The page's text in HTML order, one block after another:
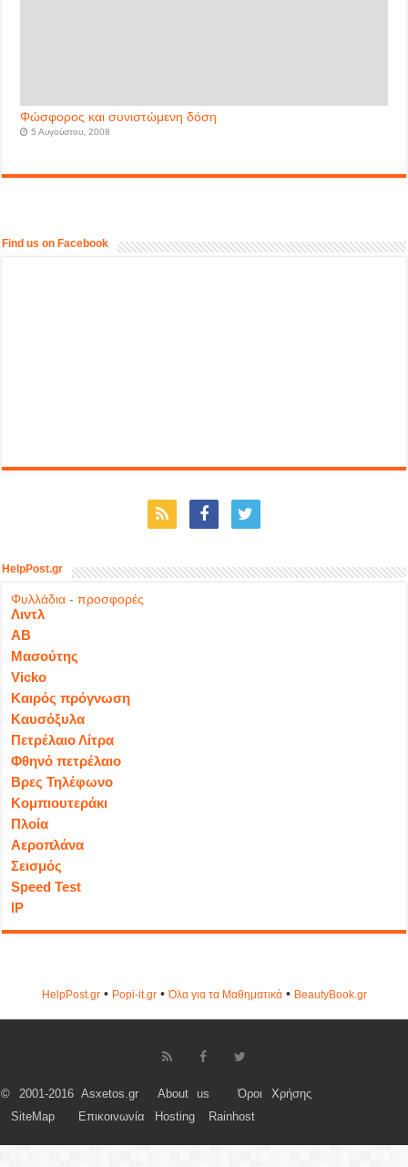
Φώσφορος και συνιστώμενη δόση
5 Αυγούστου, 2008
Find us on Facebook
HelpPost.gr
Φυλλάδια - προσφορές
Λιντλ
ΑΒ
Μασούτης
Vicko
Καιρός πρόγνωση
Καυσόξυλα
Πετρέλαιο Λίτρα
Φθηνό πετρέλαιο
Βρες Τηλέφωνο
Κομπιουτεράκι
Πλοία
Αεροπλάνα
Σεισμός
Speed Test
IP
HelpPost.gr• Popi-it.gr•Όλα για τα Μαθηματικά• ΒeautyΒook.gr
© 2001-2016 Asxetos.gr About us
Όροι Χρήσης
SiteMap
Επικοινωνία Hosting Rainhost